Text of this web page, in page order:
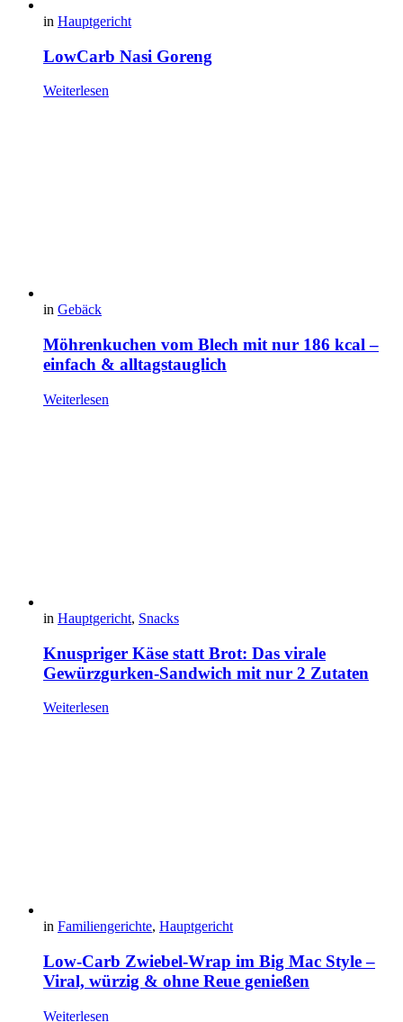
in Hauptgericht
LowCarb Nasi Goreng
Weiterlesen
in Gebäck
Möhrenkuchen vom Blech mit nur 186 kcal –
einfach & alltagstauglich
Weiterlesen
in Hauptgericht, Snacks
Knuspriger Käse statt Brot: Das virale
Gewürzgurken-Sandwich mit nur 2 Zutaten
Weiterlesen
in Familiengerichte, Hauptgericht
Low-Carb Zwiebel-Wrap im Big Mac Style –
Viral, würzig & ohne Reue genießen
Weiterlesen